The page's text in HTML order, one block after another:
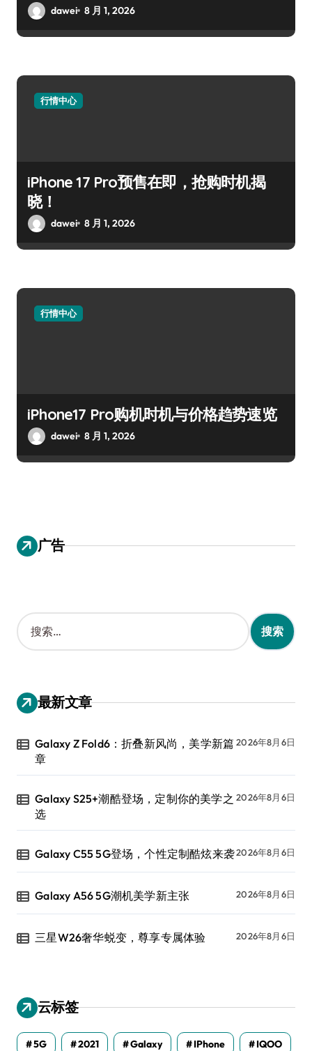
dawei 8 月 1, 2026
行情中心
iPhone 17 Pro预售在即，抢购时机揭
晓！
dawei 8 月 1, 2026
行情中心
iPhone17 Pro购机时机与价格趋势速览
dawei 8 月 1, 2026
广告
搜
索
：
最新文章
Galaxy Z Fold6：折叠新风尚，美学新篇
章
2026年8月6日
Galaxy S25+潮酷登场，定制你的美学之
选
2026年8月6日
Galaxy C55 5G登场，个性定制酷炫来袭2026年8月6日
Galaxy A56 5G潮机美学新主张 2026年8月6日
三星W26奢华蜕变，尊享专属体验 2026年8月6日
云标签
5G 2021 Galaxy IPhone IQOO